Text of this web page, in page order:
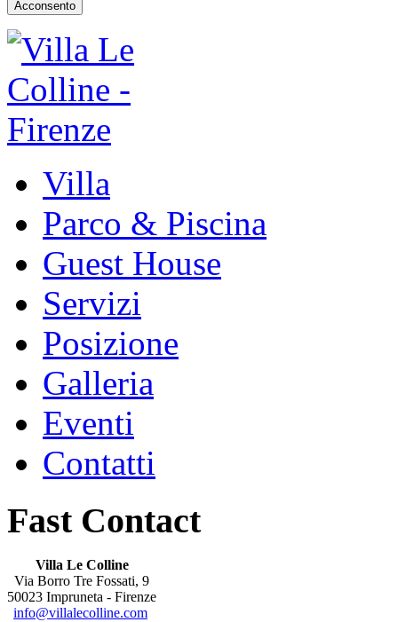
Acconsento
Villa
Parco & Piscina
Guest House
Servizi
Posizione
Galleria
Eventi
Contatti
Fast Contact
Villa Le Colline
Via Borro Tre Fossati, 9
50023 Impruneta - Firenze
info@villalecolline.com